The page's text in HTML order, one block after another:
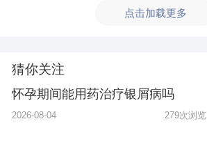
点击加载更多
猜你关注
怀孕期间能用药治疗银屑病吗
2026-08-04 279次浏览